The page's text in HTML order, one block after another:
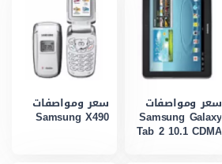
سعر ومواصفات
Samsung Galaxy
Tab 2 10.1 CDMA
سعر ومواصفات
Samsung X490